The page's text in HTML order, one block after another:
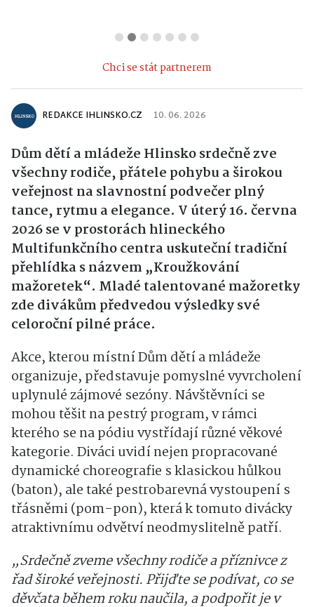
Chci se stát partnerem
REDAKCE IHLINSKO.CZ 10. 06. 2026
Dům dětí a mládeže Hlinsko srdečně zve
všechny rodiče, přátele pohybu a širokou
veřejnost na slavnostní podvečer plný
tance, rytmu a elegance. V úterý 16. června
2026 se v prostorách hlineckého
Multifunkčního centra uskuteční tradiční
přehlídka s názvem „Kroužkování
mažoretek“. Mladé talentované mažoretky
zde divákům předvedou výsledky své
celoroční pilné práce.
Akce, kterou místní Dům dětí a mládeže
organizuje, představuje pomyslné vyvrcholení
uplynulé zájmové sezóny. Návštěvníci se
mohou těšit na pestrý program, v rámci
kterého se na pódiu vystřídají různé věkové
kategorie. Diváci uvidí nejen propracované
dynamické choreografie s klasickou hůlkou
(baton), ale také pestrobarevná vystoupení s
třásněmi (pom-pon), která k tomuto divácky
atraktivnímu odvětví neodmyslitelně patří.
„Srdečně zveme všechny rodiče a příznivce z
řad široké veřejnosti. Přijďte se podívat, co se
děvčata během roku naučila, a podpořit je v